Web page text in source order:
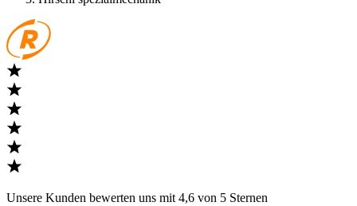
Unsere Kunden bewerten uns mit 4,6 von 5 Sternen